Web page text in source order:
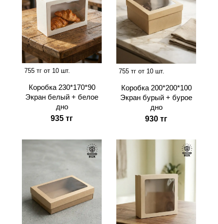
755 тг от 10 шт.
Коробка 230*170*90
Экран белый + белое
дно
935 тг
755 тг от 10 шт.
Коробка 200*200*100
Экран бурый + бурое
дно
930 тг